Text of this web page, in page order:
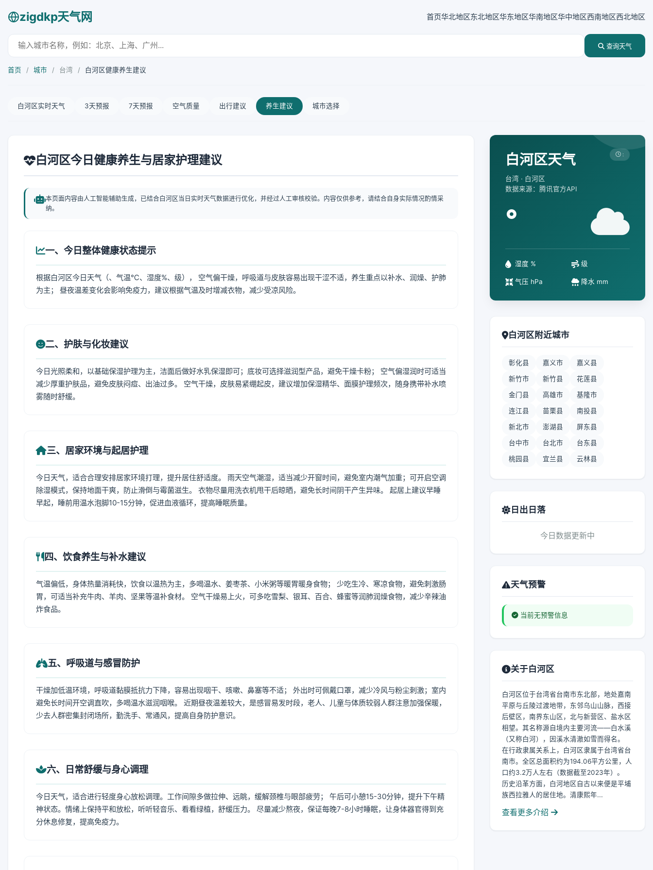
zigdkp天气网 首页华北地区东北地区华东地区华南地区华中地区西南地区西北地区
查询天气
首页 / 城市 / 台湾 / 白河区健康养生建议
白河区实时天气 3天预报 7天预报 空气质量 出行建议 养生建议 城市选择
白河区今日健康养生与居家护理建议
本页面内容由人工智能辅助生成，已结合白河区当日实时天气数据进行优化，并经过人工审核校验。内容仅供参考，请结合自身实际情况酌情采
纳。
一、今日整体健康状态提示
根据白河区今日天气（、气温℃、湿度%、级）， 空气偏干燥，呼吸道与皮肤容易出现干涩不适，养生重点以补水、润燥、护肺
为主； 昼夜温差变化会影响免疫力，建议根据气温及时增减衣物，减少受凉风险。
二、护肤与化妆建议
今日光照柔和，以基础保湿护理为主，洁面后做好水乳保湿即可；底妆可选择滋润型产品，避免干燥卡粉； 空气偏湿润时可适当
减少厚重护肤品，避免皮肤闷痘、出油过多。 空气干燥，皮肤易紧绷起皮，建议增加保湿精华、面膜护理频次，随身携带补水喷
雾随时舒缓。
三、居家环境与起居护理
今日天气，适合合理安排居家环境打理，提升居住舒适度。 雨天空气潮湿，适当减少开窗时间，避免室内潮气加重；可开启空调
除湿模式，保持地面干爽，防止滑倒与霉菌滋生。 衣物尽量用洗衣机甩干后晾晒，避免长时间阴干产生异味。 起居上建议早睡
早起，睡前用温水泡脚10-15分钟，促进血液循环，提高睡眠质量。
四、饮食养生与补水建议
气温偏低，身体热量消耗快，饮食以温热为主，多喝温水、姜枣茶、小米粥等暖胃暖身食物； 少吃生冷、寒凉食物，避免刺激肠
胃，可适当补充牛肉、羊肉、坚果等温补食材。 空气干燥易上火，可多吃雪梨、银耳、百合、蜂蜜等润肺润燥食物，减少辛辣油
炸食品。
五、呼吸道与感冒防护
干燥加低温环境，呼吸道黏膜抵抗力下降，容易出现咽干、咳嗽、鼻塞等不适； 外出时可佩戴口罩，减少冷风与粉尘刺激；室内
避免长时间开空调直吹，多喝温水滋润咽喉。 近期昼夜温差较大，是感冒易发时段，老人、儿童与体质较弱人群注意加强保暖，
少去人群密集封闭场所，勤洗手、常通风，提高自身防护意识。
六、日常舒缓与身心调理
今日天气，适合进行轻度身心放松调理。工作间隙多做拉伸、远眺，缓解颈椎与眼部疲劳； 午后可小憩15-30分钟，提升下午精
神状态。情绪上保持平和放松，听听轻音乐、看看绿植，舒缓压力。 尽量减少熬夜，保证每晚7-8小时睡眠，让身体器官得到充
分休息修复，提高免疫力。
白河区天气
台湾 · 白河区
数据来源：腾讯官方API
:
°
湿度 % 级
气压 hPa 降水 mm
白河区附近城市
彰化县 嘉义市 嘉义县
新竹市 新竹县 花莲县
金门县 高雄市 基隆市
连江县 苗栗县 南投县
新北市 澎湖县 屏东县
台中市 台北市 台东县
桃园县 宜兰县 云林县
日出日落
今日数据更新中
天气预警
当前无预警信息
关于白河区
白河区位于台湾省台南市东北部，地处嘉南
平原与丘陵过渡地带，东邻乌山山脉，西接
后壁区，南界东山区，北与新营区、盐水区
相望。其名称源自境内主要河流——白水溪
（又称白河），因溪水清澈如雪而得名。
在行政隶属关系上，白河区隶属于台湾省台
南市。全区总面积约为194.06平方公里，人
口约3.2万人左右（数据截至2023年）。
历史沿革方面，白河地区自古以来便是平埔
族西拉雅人的居住地。清康熙年...
查看更多介绍